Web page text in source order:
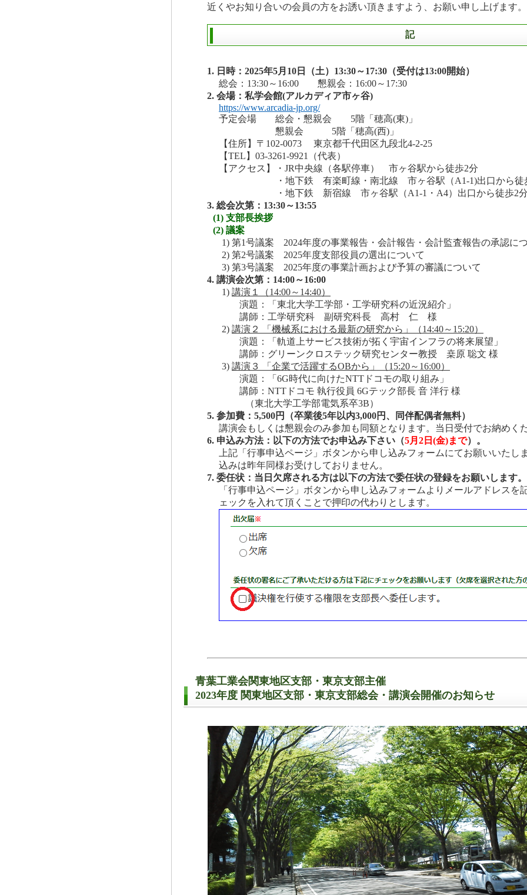
近くやお知り合いの会員の方をお誘い頂きますよう、お願い申し上げます。
記
1. 日時：2025年5月10日（土）13:30～17:30（受付は13:00開始）
総会：13:30～16:00 懇親会：16:00～17:30
2. 会場：私学会館(アルカディア市ヶ谷)
https://www.arcadia-jp.org/
予定会場
総会・懇親会
5階「穂高(東)」
懇親会
5階「穂高(西)」
【住所】〒102-0073 東京都千代田区九段北4-2-25
【TEL】03-3261-9921（代表）
【アクセス】・JR中央線（各駅停車） 市ヶ谷駅から徒歩2分
・地下鉄 有楽町線・南北線 市ヶ谷駅（A1-1)出口から徒
・地下鉄 新宿線 市ヶ谷駅（A1-1・A4）出口から徒歩2
3. 総会次第：13:30～13:55
(1) 支部長挨拶
(2) 議案
1) 第1号議案 2024年度の事業報告・会計報告・会計監査報告の承認に
2) 第2号議案 2025年度支部役員の選出について
3) 第3号議案 2025年度の事業計画および予算の審議について
4. 講演会次第：14:00～16:00
1) 講演１
（14:00～14:40）
演題：「東北大学工学部・工学研究科の近況紹介」
講師：工学研究科 副研究科長 高村 仁 様
2) 講演２ 「機械系における最新の研究から」
（14:40～15:20）
演題：「軌道上サービス技術が拓く宇宙インフラの将来展望」
講師：グリーンクロステック研究センター教授 桒原 聡文 様
3) 講演３ 「企業で活躍するOBから」
（15:20～16:00）
演題：「6G時代に向けたNTTドコモの取り組み」
講師：NTTドコモ 執行役員 6Gテック部長 音 洋行 様
（東北大学工学部電気系卒3B）
5. 参加費：5,500円（卒業後5年以内3,000円、同伴配偶者無料）
講演会もしくは懇親会のみ参加も同額となります。当日受付でお納めく
6. 申込み方法：以下の方法でお申込み下さい（5月2日(金)まで）。
上記「行事申込ページ」ボタンから申し込みフォームにてお願いいたし
込みは昨年同様お受けしておりません。
7. 委任状：当日欠席される方は以下の方法で委任状の登録をお願いします。
「行事申込ページ」ボタンから申し込みフォームよりメールアドレスを
ェックを入れて頂くことで押印の代わりとします。
青葉工業会関東地区支部・東京支部主催
2023年度 関東地区支部・東京支部総会・講演会開催のお知らせ